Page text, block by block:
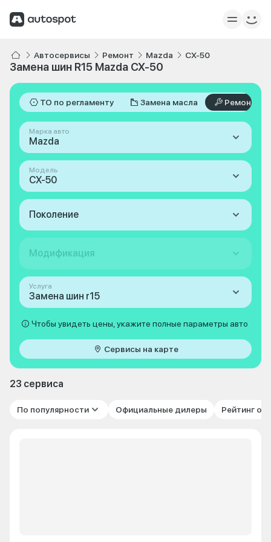
Автосервисы Ремонт Mazda CX-50
Замена шин R15 Mazda CX-50
ТО по регламенту Замена масла Ремонт
Марка авто
Mazda
Модель
CX-50
Поколение
Модификация
Услуга
Замена шин r15
Чтобы увидеть цены, укажите полные параметры авто
Сервисы на карте
23 сервиса
По популярности Официальные дилеры Рейтинг